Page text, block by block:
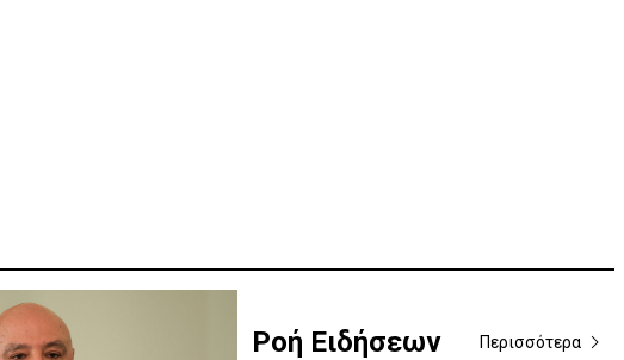
Ροή Ειδήσεων Περισσότερα